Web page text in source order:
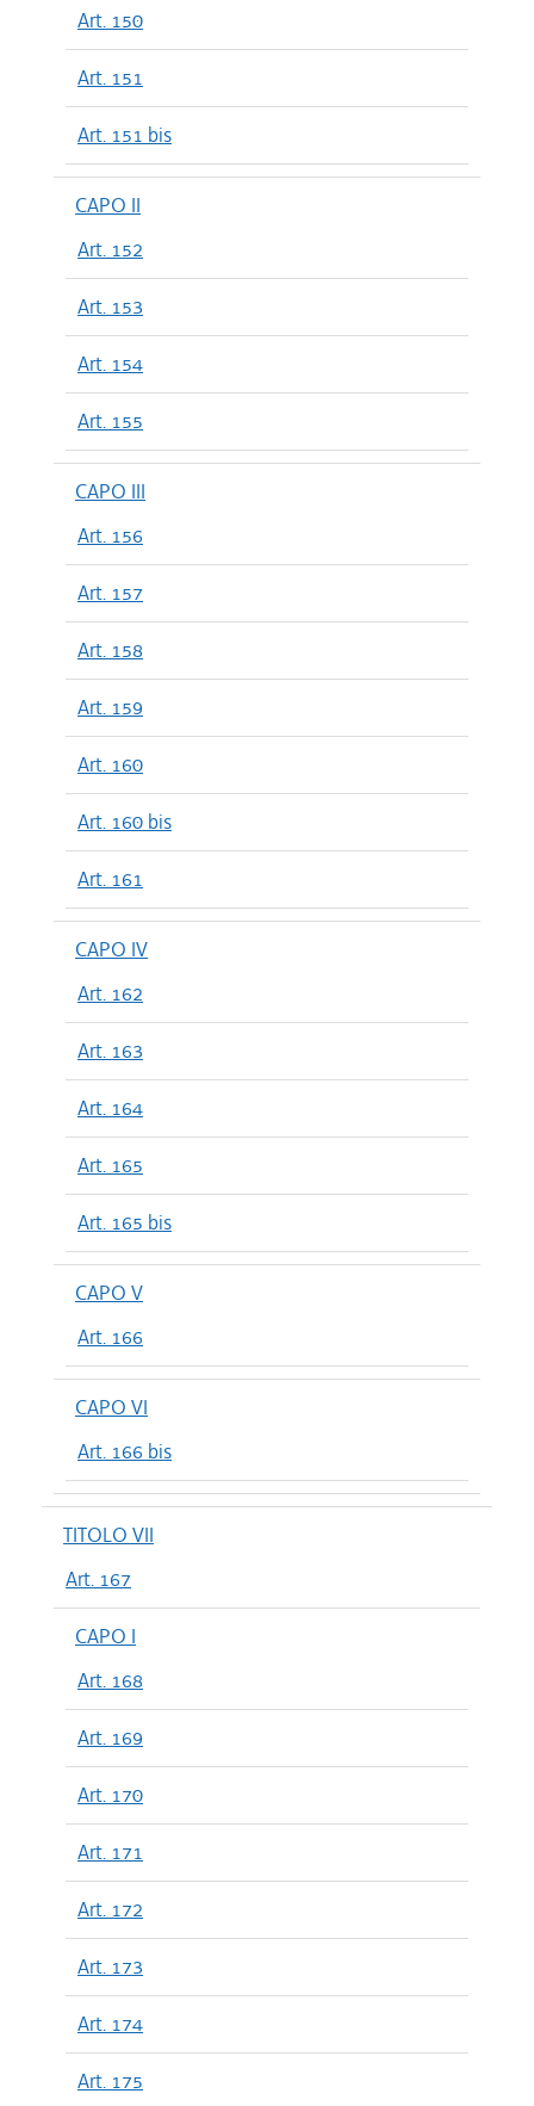
Art. 150
Art. 151
Art. 151 bis
CAPO II
Art. 152
Art. 153
Art. 154
Art. 155
CAPO III
Art. 156
Art. 157
Art. 158
Art. 159
Art. 160
Art. 160 bis
Art. 161
CAPO IV
Art. 162
Art. 163
Art. 164
Art. 165
Art. 165 bis
CAPO V
Art. 166
CAPO VI
Art. 166 bis
TITOLO VII
Art. 167
CAPO I
Art. 168
Art. 169
Art. 170
Art. 171
Art. 172
Art. 173
Art. 174
Art. 175